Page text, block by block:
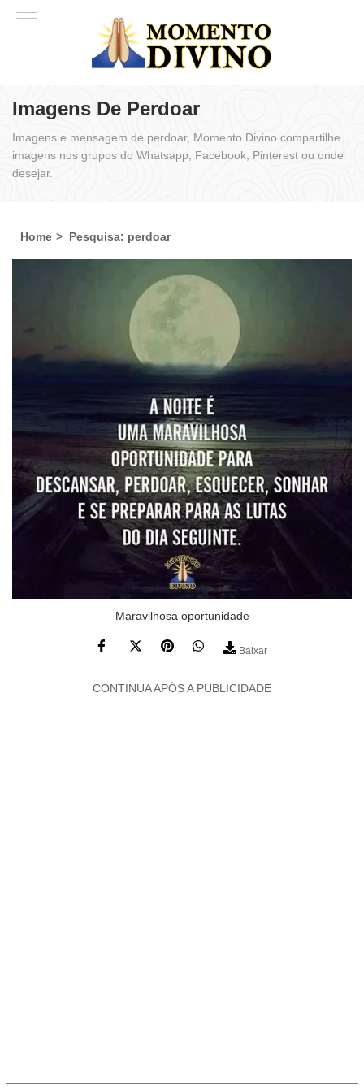
Imagens De Perdoar
Imagens e mensagem de perdoar, Momento Divino compartilhe
imagens nos grupos do Whatsapp, Facebook, Pinterest ou onde
desejar.
Home Pesquisa: perdoar
Maravilhosa oportunidade
Baixar
CONTINUA APÓS A PUBLICIDADE